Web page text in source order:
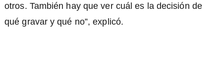
otros. También hay que ver cuál es la decisión de
qué gravar y qué no”, explicó.